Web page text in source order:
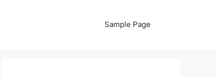
Sample Page